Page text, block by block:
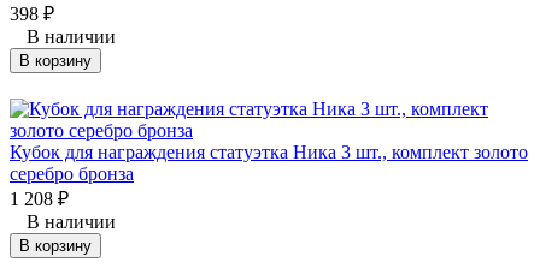
398 ₽
В наличии
В корзину
Кубок для награждения статуэтка Ника 3 шт., комплект золото
серебро бронза
1 208 ₽
В наличии
В корзину